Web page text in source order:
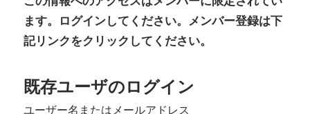
ます。ログインしてください。メンバー登録は下
記リンクをクリックしてください。
既存ユーザのログイン
ユーザー名またはメールアドレス